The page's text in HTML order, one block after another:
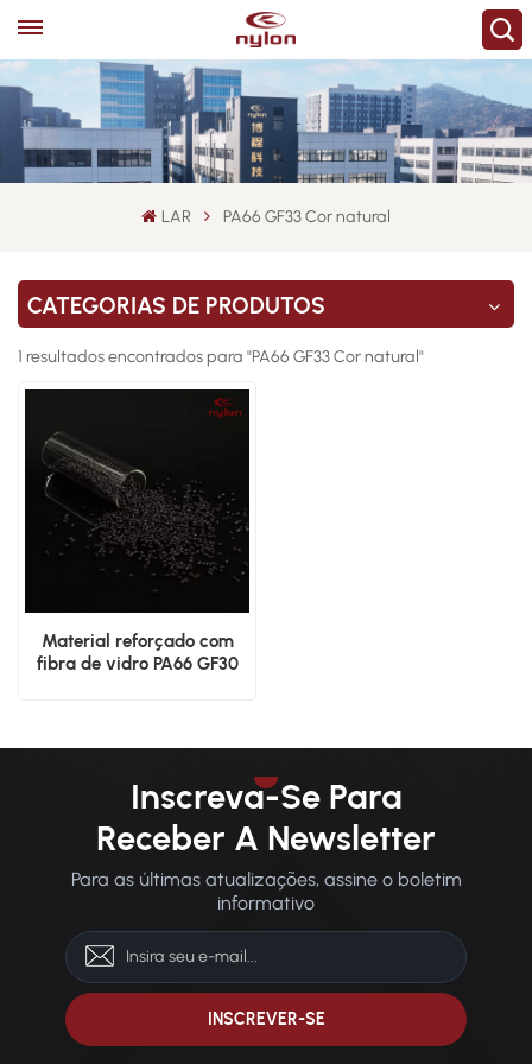
LAR PA66 GF33 Cor natural
CATEGORIAS DE PRODUTOS
1 resultados encontrados para "PA66 GF33 Cor natural"
Material reforçado com
fibra de vidro PA66 GF30
Inscreva-Se Para
Receber A Newsletter
Para as últimas atualizações, assine o boletim
informativo